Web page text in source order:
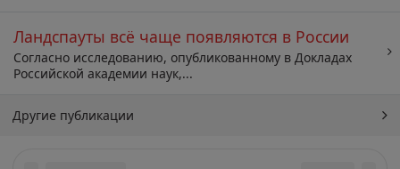
Ландспауты всё чаще появляются в России
Согласно исследованию, опубликованному в Докладах
Российской академии наук,...
Другие публикации